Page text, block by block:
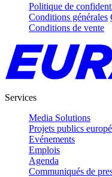
Politique de
Conditions générales
Conditions de vente
Services
Media Solutions
Projets publics
Evénements
Emplois
Agenda
Communiqués de